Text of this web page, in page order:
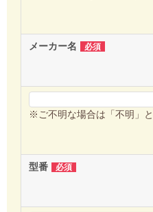
メーカー名 必須
※ご不明な場合は「不明」と
型番 必須